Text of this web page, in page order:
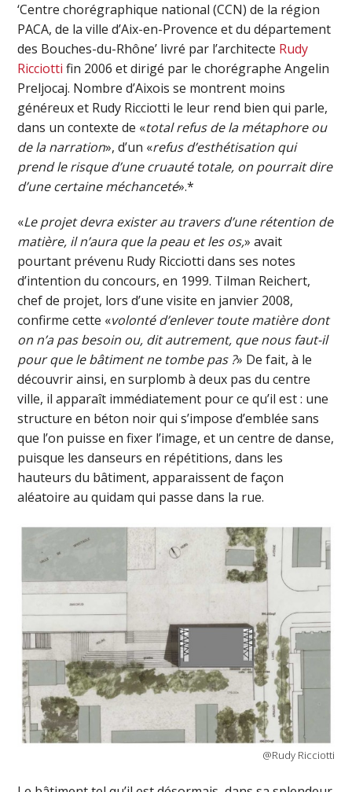
‘Centre chorégraphique national (CCN) de la région
PACA, de la ville d’Aix-en-Provence et du département
des Bouches-du-Rhône’ livré par l’architecte Rudy
Ricciotti fin 2006 et dirigé par le chorégraphe Angelin
Preljocaj. Nombre d’Aixois se montrent moins
généreux et Rudy Ricciotti le leur rend bien qui parle,
dans un contexte de «total refus de la métaphore ou
de la narration», d’un «refus d’esthétisation qui
prend le risque d’une cruauté totale, on pourrait dire
d’une certaine méchanceté».*
«Le projet devra exister au travers d’une rétention de
matière, il n’aura que la peau et les os,» avait
pourtant prévenu Rudy Ricciotti dans ses notes
d’intention du concours, en 1999. Tilman Reichert,
chef de projet, lors d’une visite en janvier 2008,
confirme cette «volonté d’enlever toute matière dont
on n’a pas besoin ou, dit autrement, que nous faut-il
pour que le bâtiment ne tombe pas ?» De fait, à le
découvrir ainsi, en surplomb à deux pas du centre
ville, il apparaît immédiatement pour ce qu’il est : une
structure en béton noir qui s’impose d’emblée sans
que l’on puisse en fixer l’image, et un centre de danse,
puisque les danseurs en répétitions, dans les
hauteurs du bâtiment, apparaissent de façon
aléatoire au quidam qui passe dans la rue.
@Rudy Ricciotti